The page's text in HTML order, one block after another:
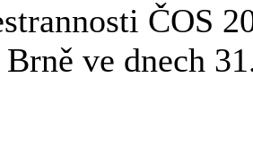
ČOS
ve dnech